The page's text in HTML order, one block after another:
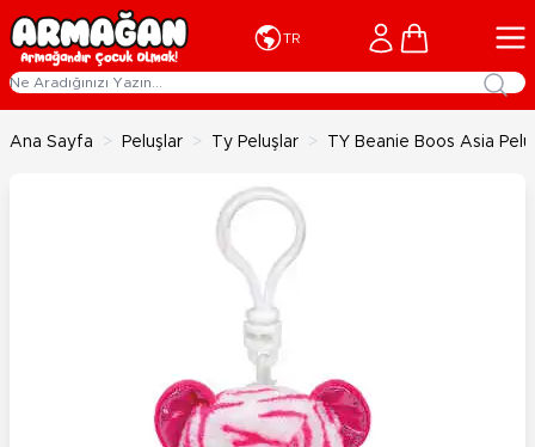
İçeriğe geç
TR Cart
Ana Sayfa > Peluşlar > Ty Peluşlar > TY Beanie Boos Asia